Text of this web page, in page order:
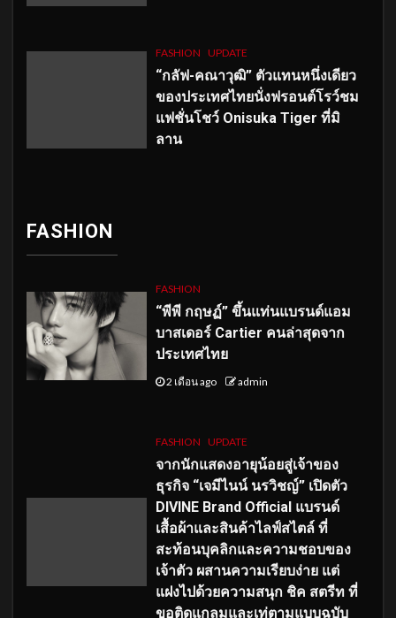
FASHION UPDATE
“กลัฟ-คณาวุฒิ” ตัวแทนหนึ่งเดียว
ของประเทศไทยนั่งฟรอนต์โรว์ชม
แฟชั่นโชว์ Onisuka Tiger ที่มิ
ลาน
FASHION
FASHION
“พีพี กฤษฏ์” ขึ้นแท่นแบรนด์แอม
บาสเดอร์ Cartier คนล่าสุดจาก
ประเทศไทย
2 เดือน ago admin
FASHION UPDATE
จากนักแสดงอายุน้อยสู่เจ้าของ
ธุรกิจ “เจมีไนน์ นรวิชญ์” เปิดตัว
DIVINE Brand Official แบรนด์
เสื้อผ้าและสินค้าไลฟ์สไตล์ ที่
สะท้อนบุคลิกและความชอบของ
เจ้าตัว ผสานความเรียบง่าย แต่
แฝงไปด้วยความสนุก ชิค สตรีท ที่
ขอติดแกลมและเท่ตามแบบฉบับ